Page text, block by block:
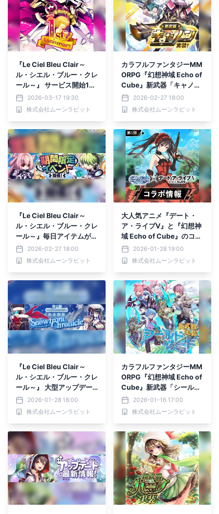
『Le Ciel Bleu Clair～
ル・シエル・ブルー・クレ
ール～』 サービス開始1周
年を記念した 大型アップ
デート「1st Anniversar
y」を実装！
2026-03-17 19:30
株式会社ムーンラビット
カラフルファンタジーMM
ORPG『幻想神域 Echo of
Cube』新武器「キャノ
ン」実装＆レベルキャップ
開放！
2026-02-27 18:00
株式会社ムーンラビット
『Le Ciel Bleu Clair～
ル・シエル・ブルー・クレ
ール～』毎日アイテムがも
らえる「春一番ログインイ
ベント」を開催！
2026-02-27 18:00
株式会社ムーンラビット
大人気アニメ『デート・
ア・ライブⅤ』と『幻想神
域 Echo of Cube』のコラ
ボが1月28日より開催！
2026-01-28 19:00
株式会社ムーンラビット
『Le Ciel Bleu Clair～
ル・シエル・ブルー・クレ
ール～』 大型アップデー
ト「Snowfront Chronicl
e」第2弾実装！
2026-01-28 18:00
株式会社ムーンラビット
カラフルファンタジーMM
ORPG『幻想神域 Echo of
Cube』新武器「シールド
ソード」実装！
2026-01-16 17:00
株式会社ムーンラビット